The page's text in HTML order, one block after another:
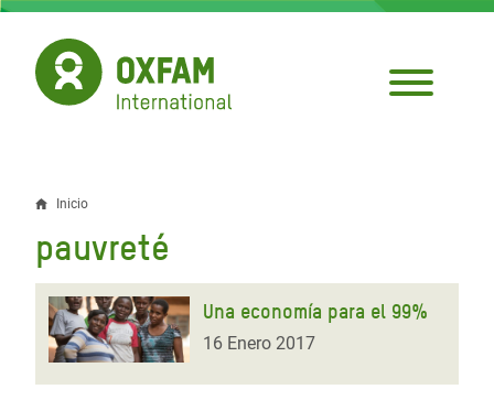
Pasar
contenido
principal
Sobrescribir
enlaces
de
ayuda
a
Inicio
pauvreté
Una economía para el 99%
16 Enero 2017